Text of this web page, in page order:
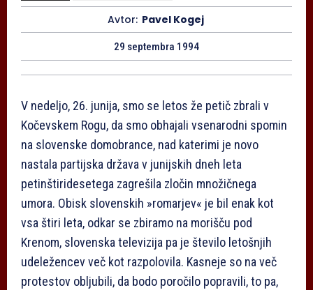
Avtor: Pavel Kogej
29 septembra 1994
V nedeljo, 26. junija, smo se letos že petič zbrali v
Kočevskem Rogu, da smo obhajali vsenarodni spomin
na slovenske domobrance, nad katerimi je novo
nastala partijska država v junijskih dneh leta
petinštiridesetega zagrešila zločin množičnega
umora. Obisk slovenskih »romarjev« je bil enak kot
vsa štiri leta, odkar se zbiramo na morišču pod
Krenom, slovenska televizija pa je število letošnjih
udeležencev več kot razpolovila. Kasneje so na več
protestov obljubili, da bodo poročilo popravili, to pa,